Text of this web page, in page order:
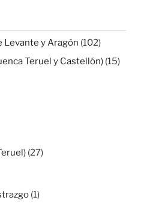
Levante y Aragón (102)
Teruel y Castellón) (15)
(27)
(1)